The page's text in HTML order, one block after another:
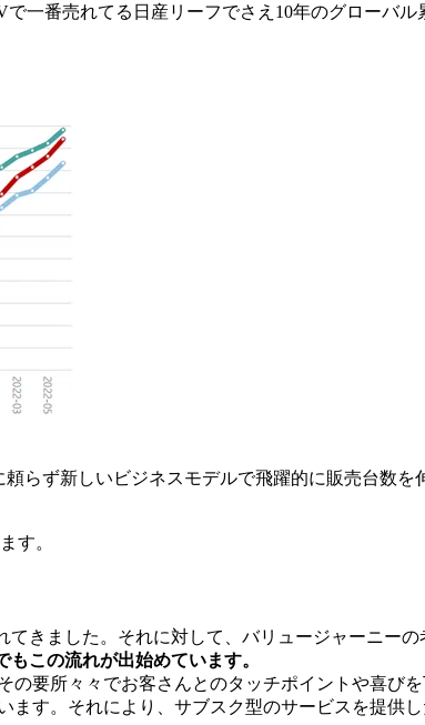
一番売れてる日産リーフでさえ10年のグローバル
らず新しいビジネスモデルで飛躍的に販売台数を
す。
てきました。それに対して、バリュージャーニーの
この流れが出始めています。
要所々々でお客さんとのタッチポイントや喜び
ます。それにより、サブスク型のサービスを提供